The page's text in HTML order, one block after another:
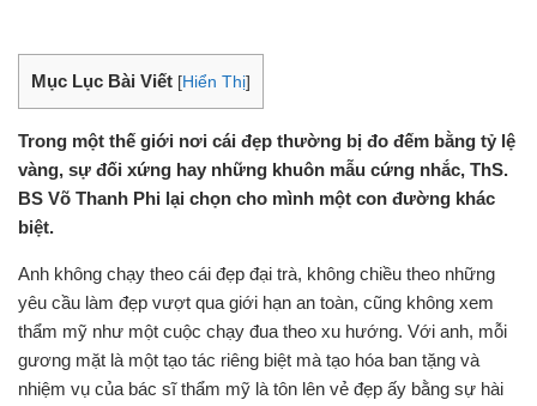
Mục Lục Bài Viết [Hiển Thị]
Trong một thế giới nơi cái đẹp thường bị đo đếm bằng tỷ lệ
vàng, sự đối xứng hay những khuôn mẫu cứng nhắc, ThS.
BS Võ Thanh Phi lại chọn cho mình một con đường khác
biệt.
Anh không chạy theo cái đẹp đại trà, không chiều theo những
yêu cầu làm đẹp vượt qua giới hạn an toàn, cũng không xem
thẩm mỹ như một cuộc chạy đua theo xu hướng. Với anh, mỗi
gương mặt là một tạo tác riêng biệt mà tạo hóa ban tặng và
nhiệm vụ của bác sĩ thẩm mỹ là tôn lên vẻ đẹp ấy bằng sự hài